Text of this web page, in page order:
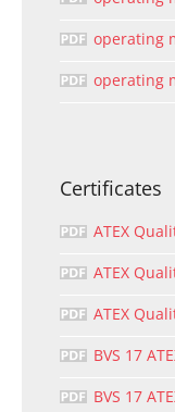
operating
operating
Certificates
ATEX
ATEX
ATEX
BVS 17
BVS 17